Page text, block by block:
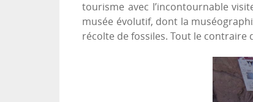
tourisme avec l’incontournable
musée évolutif, dont la
récolte de fossiles. Tout le contraire